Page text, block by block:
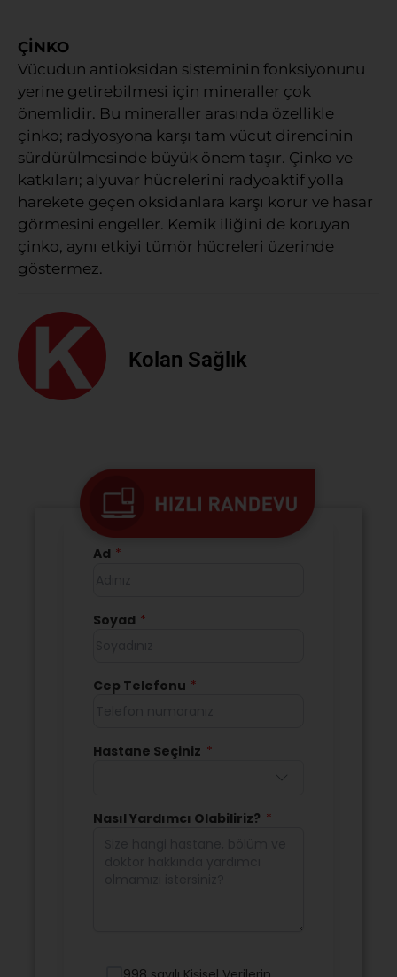
ÇİNKO
Vücudun antioksidan sisteminin fonksiyonunu
yerine getirebilmesi için mineraller çok
önemlidir. Bu mineraller arasında özellikle
çinko; radyosyona karşı tam vücut direncinin
sürdürülmesinde büyük önem taşır. Çinko ve
katkıları; alyuvar hücrelerini radyoaktif yolla
harekete geçen oksidanlara karşı korur ve hasar
görmesini engeller. Kemik iliğini de koruyan
çinko, aynı etkiyi tümör hücreleri üzerinde
göstermez.
Kolan Sağlık